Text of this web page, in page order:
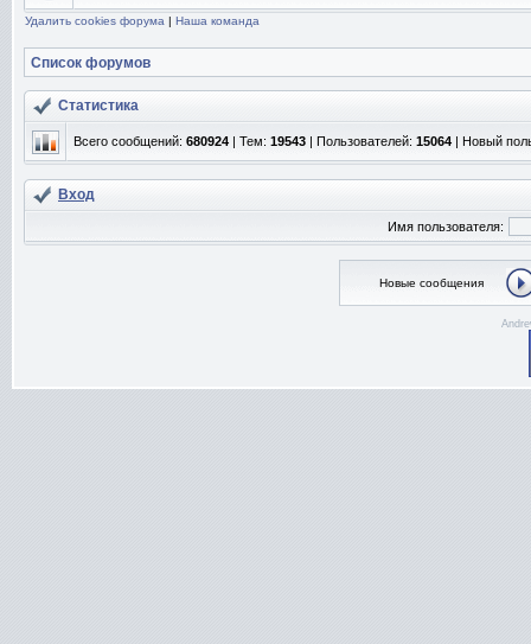
Удалить cookies форума | Наша команда
Список форумов
Статистика
Всего сообщений: 680924 | Тем: 19543 | Пользователей: 15064 | Новый
Вход
Имя пользователя:
Новые сообщения